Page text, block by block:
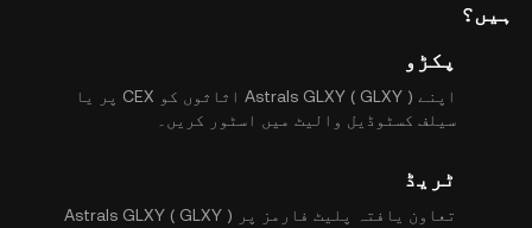
ہیں؟
پکڑو
اپنے Astrals GLXY ( GLXY ) اثاثوں کو CEX پر یا
سیلف کسٹوڈیل والیٹ میں اسٹور کریں۔
ٹریڈ
تعاون یافتہ پلیٹ فارمز پر Astrals GLXY ( GLXY )